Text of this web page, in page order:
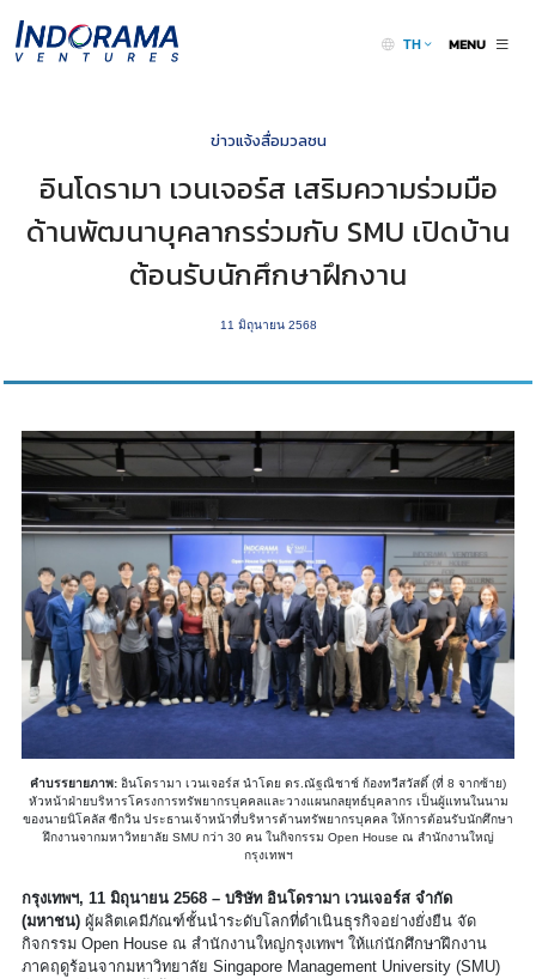
TH MENU
ข่าวแจ้งสื่อมวลชน
อินโดรามา เวนเจอร์ส เสริมความร่วมมือ
ด้านพัฒนาบุคลากรร่วมกับ SMU เปิดบ้าน
ต้อนรับนักศึกษาฝึกงาน
11 มิถุนายน 2568
คำบรรยายภาพ: อินโดรามา เวนเจอร์ส นำโดย ดร.ณัฐณิชาช์ ก้องทวีสวัสดิ์ (ที่ 8 จากซ้าย)
หัวหน้าฝ่ายบริหารโครงการทรัพยากรบุคคลและวางแผนกลยุทธ์บุคลากร เป็นผู้แทนในนาม
ของนายนิโคลัส ซีกวิน ประธานเจ้าหน้าที่บริหารด้านทรัพยากรบุคคล ให้การต้อนรับนักศึกษา
ฝึกงานจากมหาวิทยาลัย SMU กว่า 30 คน ในกิจกรรม Open House ณ สำนักงานใหญ่
กรุงเทพฯ
กรุงเทพฯ, 11 มิถุนายน 2568 – บริษัท อินโดรามา เวนเจอร์ส จำกัด
(มหาชน) ผู้ผลิตเคมีภัณฑ์ชั้นนำระดับโลกที่ดำเนินธุรกิจอย่างยั่งยืน จัด
กิจกรรม Open House ณ สำนักงานใหญ่กรุงเทพฯ ให้แก่นักศึกษาฝึกงาน
ภาคฤดูร้อนจากมหาวิทยาลัย Singapore Management University (SMU)